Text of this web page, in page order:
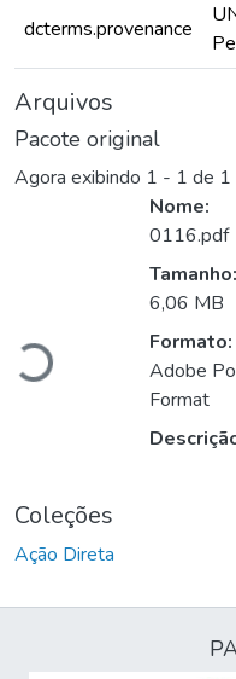
dcterms.provenance
Arquivos
Pacote original
Agora exibindo 1 - 1 de 1
Carregando...
Nome:
0116.pdf
Tamanho:
6,06 MB
Formato:
Adobe
Format
Coleções
Ação Direta